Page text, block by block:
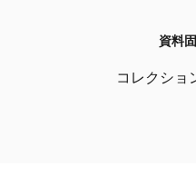
資料
コレクショ